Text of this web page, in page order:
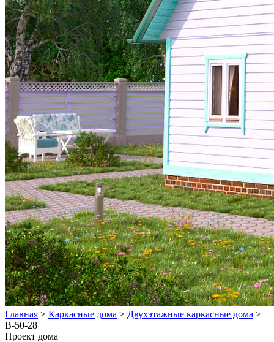
Главная > Каркасные дома > Двухэтажные каркасные дома >
B-50-28
Проект дома